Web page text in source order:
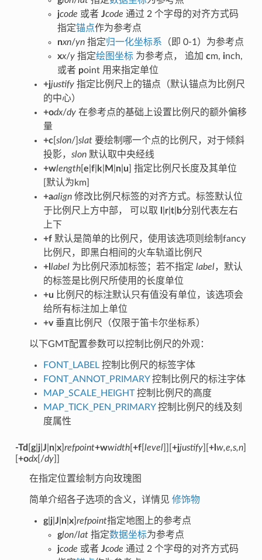
jcode 或者 Jcode 通过 2 个字母的对齐方式码
指定锚点作为参考点
nxn/yn指定归一化坐标系 （即 0-1）为参考点
xx/y指定绘图坐标为参考点， 追加 cm, inch,
或者 point 用来指定单位
+jjustify指定比例尺上的锚点（默认锚点为比例尺
的中心）
+odx/dy在参考点的基础上设置比例尺的额外偏移
量
+c[ slon/] slat要绘制哪一个点的比例尺，对于倾斜
投影， slon默认取中央经线
+wlength[ e f| k M n| u ] 指定比例尺长度及其单位
[默认为km]
+aalign修改比例尺标签的对齐方式。标签默认位
于比例尺上方中部， 可以取
r| t| b分别代表左右
上下
+f默认是简单的比例尺，使用该选项则绘制fancy
比例尺，即黑白相间的火车轨道比例尺
+l label为比例尺添加标签；若不指定 label，默认
的标签是比例尺所使用的长度单位
+u 比例尺的标注默认只有值没有单位，该选项会
给所有标注加上单位
+v垂直比例尺（仅限于笛卡尔坐标系）
以下GMT配置参数可以控制比例尺的外观：
FONT_LABEL控制比例尺的标签字体
FONT_ANNOT_PRIMARY控制比例尺的标注字体
MAP_SCALE_HEIGHT控制比例尺的高度
MAP_TICK_PEN_PRIMARY控制比例尺的线及刻
度属性
-Td g|j| J n| x] refpoint+wwidth[ +f[ level]][ +jjustify][ +l w,e,s,n]
+odx[/dy]]
在指定位置绘制方向玫瑰图
简单介绍各子选项的含义，详情见 修饰物
g|j| J n| x] refpoint指定地图上的参考点
glon/lat指定数据坐标为参考点
jcode 或者 Jcode 通过 2 个字母的对齐方式码